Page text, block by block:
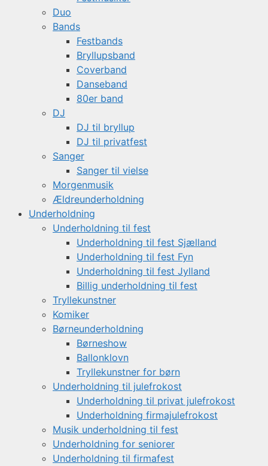
Duo
Bands
Festbands
Bryllupsband
Coverband
Danseband
80er band
DJ
DJ til bryllup
DJ til privatfest
Sanger
Sanger til vielse
Morgenmusik
Ældreunderholdning
Underholdning
Underholdning til fest
Underholdning til fest Sjælland
Underholdning til fest Fyn
Underholdning til fest Jylland
Billig underholdning til fest
Tryllekunstner
Komiker
Børneunderholdning
Børneshow
Ballonklovn
Tryllekunstner for børn
Underholdning til julefrokost
Underholdning til privat julefrokost
Underholdning firmajulefrokost
Musik underholdning til fest
Underholdning for seniorer
Underholdning til firmafest